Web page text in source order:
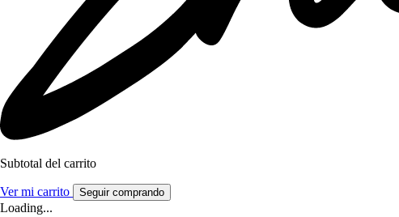
Subtotal del carrito
Ver mi carrito Seguir comprando
Loading...